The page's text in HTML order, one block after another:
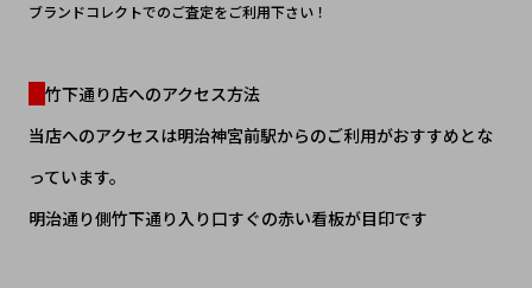
ブランドコレクトでのご査定をご利用下さい！
竹下通り店へのアクセス方法
当店へのアクセスは明治神宮前駅からのご利用がおすすめとな
っています。
明治通り側竹下通り入り口すぐの赤い看板が目印です